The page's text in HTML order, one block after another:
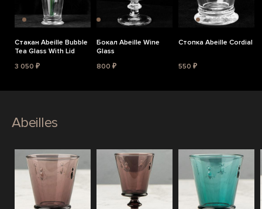
Стакан Abeille Bubble
Tea Glass With Lid
3 050 ₽
Бокал Abeille Wine
Glass
800 ₽
Стопка Abeille Cordial
550 ₽
Abeilles